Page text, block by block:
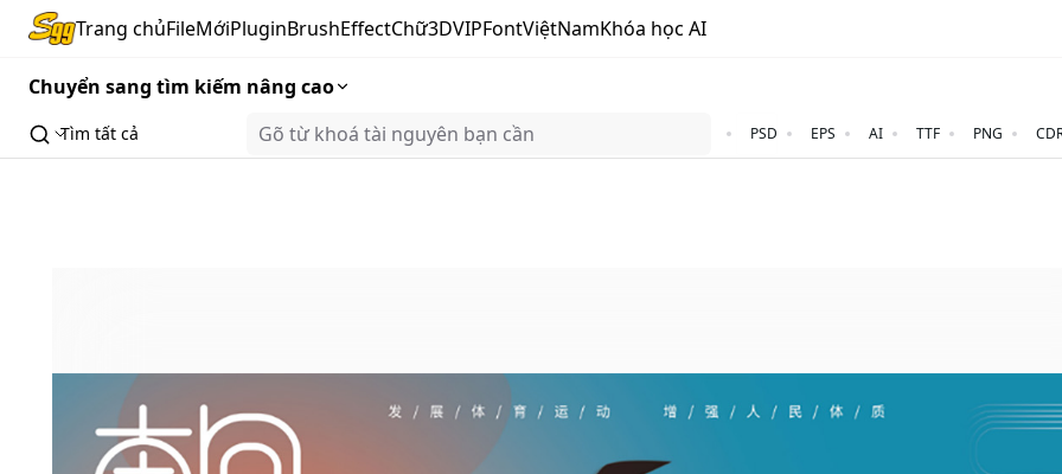
Trang chủFileMớiPluginBrushEffectChữ3DVIPFontViệtNamKhóa học AI
Chuyển sang tìm kiếm nâng cao
Tìm tất cả PSD EPS AI TTF PNG